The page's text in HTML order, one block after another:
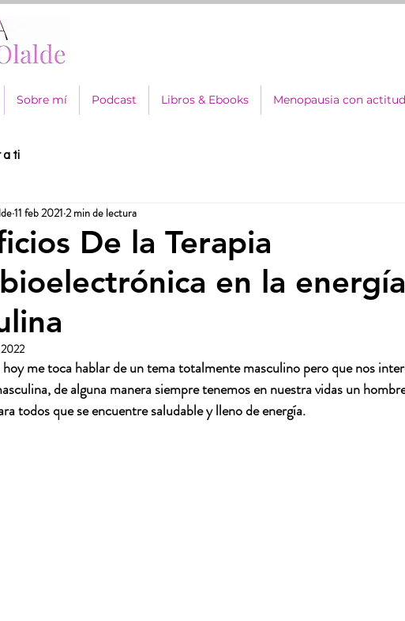
Sobre mí Podcast Libros & Ebooks Menopausia con actitud
a ti
De la Terapia
en la energía
11 feb 2021 2 min de lectura
me toca hablar de un tema totalmente masculino pero que nos
de alguna manera siempre tenemos en nuestra vidas un
todos que se encuentre saludable y lleno de energía.